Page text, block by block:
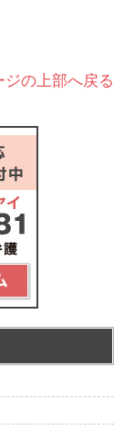
ジの上部へ戻る